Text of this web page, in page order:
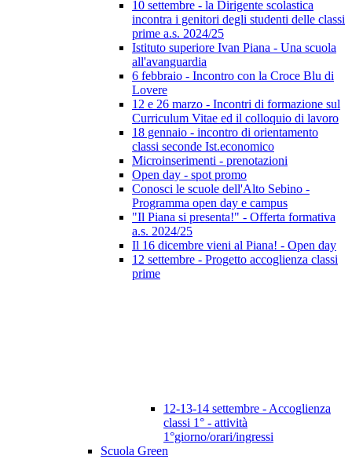
10 settembre - la Dirigente scolastica
incontra i genitori degli studenti delle classi
prime a.s. 2024/25
Istituto superiore Ivan Piana - Una scuola
all'avanguardia
6 febbraio - Incontro con la Croce Blu di
Lovere
12 e 26 marzo - Incontri di formazione sul
Curriculum Vitae ed il colloquio di lavoro
18 gennaio - incontro di orientamento
classi seconde Ist.economico
Microinserimenti - prenotazioni
Open day - spot promo
Conosci le scuole dell'Alto Sebino -
Programma open day e campus
"Il Piana si presenta!" - Offerta formativa
a.s. 2024/25
Il 16 dicembre vieni al Piana! - Open day
12 settembre - Progetto accoglienza classi
prime
12-13-14 settembre - Accoglienza
classi 1° - attività
1°giorno/orari/ingressi
Scuola Green